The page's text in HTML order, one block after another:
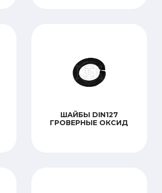
ШАЙБЫ DIN127
ГРОВЕРНЫЕ ОКСИД